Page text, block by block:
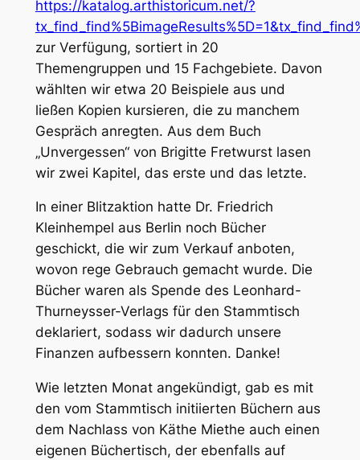
https://katalog.arthistoricum.net/?
zur Verfügung, sortiert in 20
Themengruppen und 15 Fachgebiete. Davon
wählten wir etwa 20 Beispiele aus und
ließen Kopien kursieren, die zu manchem
Gespräch anregten. Aus dem Buch
„Unvergessen“ von Brigitte Fretwurst lasen
wir zwei Kapitel, das erste und das letzte.
In einer Blitzaktion hatte Dr. Friedrich
Kleinhempel aus Berlin noch Bücher
geschickt, die wir zum Verkauf anboten,
wovon rege Gebrauch gemacht wurde. Die
Bücher waren als Spende des Leonhard-
Thurneysser-Verlags für den Stammtisch
deklariert, sodass wir dadurch unsere
Finanzen aufbessern konnten. Danke!
Wie letzten Monat angekündigt, gab es mit
den vom Stammtisch initiierten Büchern aus
dem Nachlass von Käthe Miethe auch einen
eigenen Büchertisch, der ebenfalls auf